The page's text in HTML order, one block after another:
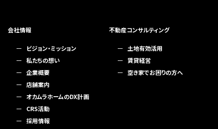
会社情報
ビジョン・ミッション
私たちの想い
企業概要
店舗案内
オカムラホームのDX計画
CRS活動
採用情報
不動産コンサルティング
土地有効活用
賃貸経営
空き家でお困りの方へ